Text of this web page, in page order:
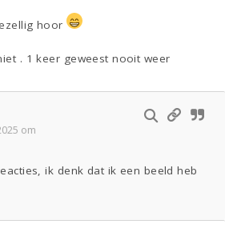
hoor
. 1 keer geweest nooit weer
om
ik denk dat ik een beeld heb